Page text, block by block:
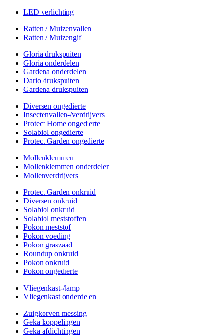
LED verlichting
Ratten / Muizenvallen
Ratten / Muizengif
Gloria drukspuiten
Gloria onderdelen
Gardena onderdelen
Dario drukspuiten
Gardena drukspuiten
Diversen ongedierte
Insectenvallen-/verdrijvers
Protect Home ongedierte
Solabiol ongedierte
Protect Garden ongedierte
Mollenklemmen
Mollenklemmen onderdelen
Mollenverdrijvers
Protect Garden onkruid
Diversen onkruid
Solabiol onkruid
Solabiol meststoffen
Pokon meststof
Pokon voeding
Pokon graszaad
Roundup onkruid
Pokon onkruid
Pokon ongedierte
Vliegenkast-/lamp
Vliegenkast onderdelen
Zuigkorven messing
Geka koppelingen
Geka afdichtingen